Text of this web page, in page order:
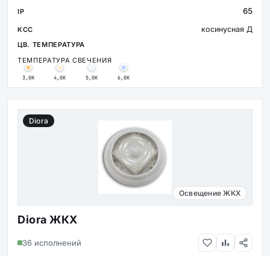
65
косинусная Д
ТЕМПЕРАТУРА СВЕЧЕНИЯ
3,0К 4,0К 5,0К 6,0К
Diora
Освещение ЖКХ
Diora ЖКХ
36 исполнений